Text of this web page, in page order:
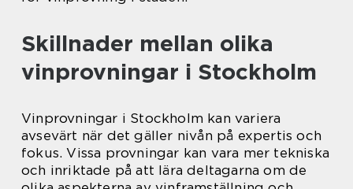
Skillnader mellan olika
vinprovningar i Stockholm
Vinprovningar i Stockholm kan variera
avsevärt när det gäller nivån på expertis och
fokus. Vissa provningar kan vara mer tekniska
och inriktade på att lära deltagarna om de